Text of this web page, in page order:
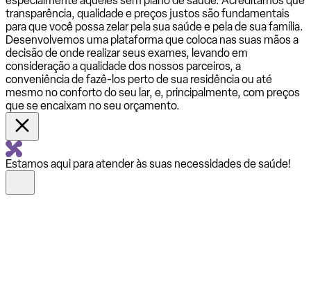
transparência, qualidade e preços justos são fundamentais
para que você possa zelar pela sua saúde e pela de sua família.
Desenvolvemos uma plataforma que coloca nas suas mãos a
decisão de onde realizar seus exames, levando em
consideração a qualidade dos nossos parceiros, a
conveniência de fazê-los perto de sua residência ou até
mesmo no conforto do seu lar, e, principalmente, com preços
que se encaixam no seu orçamento.
Estamos aqui para atender às suas necessidades de saúde!